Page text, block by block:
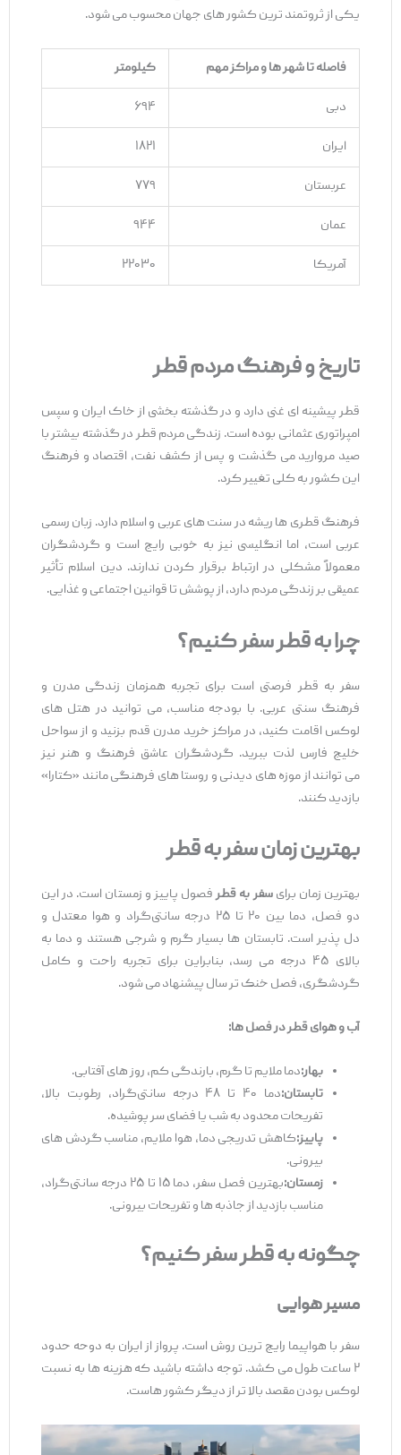
یکی از ثروتمند ترین کشور های جهان محسوب می ‌شود.
فاصله تا شهرها و مراکز مهم کیلومتر
دبی ۶۹۴
ایران ۱۸۲۱
عربستان ۷۷۹
عمان ۹۴۴
آمریکا ۲۲۰۳۰
تاریخ و فرهنگ مردم قطر
قطر پیشینه ‌ای غنی دارد و در گذشته بخشی از خاک ایران و سپس
امپراتوری عثمانی بوده است. زندگی مردم قطر در گذشته بیشتر با
صید مروارید می ‌گذشت و پس از کشف نفت، اقتصاد و فرهنگ
این کشور به کلی تغییر کرد.
فرهنگ قطری ‌ها ریشه در سنت ‌های عربی و اسلام دارد. زبان رسمی
عربی است، اما انگلیسی نیز به‌ خوبی رایج است و گردشگران
معمولاً مشکلی در ارتباط برقرار کردن ندارند. دین اسلام تأثیر
عمیقی بر زندگی مردم دارد، از پوشش تا قوانین اجتماعی و غذایی.
چرا به قطر سفر کنیم؟
سفر به قطر فرصتی است برای تجربه همزمان زندگی مدرن و
فرهنگ سنتی عربی. با بودجه مناسب، می ‌توانید در هتل‌ های
لوکس اقامت کنید، در مراکز خرید مدرن قدم بزنید و از سواحل
خلیج فارس لذت ببرید. گردشگران عاشق فرهنگ و هنر نیز
می ‌توانند از موزه‌ های دیدنی و روستا های فرهنگی مانند «کتارا»
بازدید کنند.
بهترین زمان سفر به قطر
بهترین زمان برایسفر به قطرفصول پاییز و زمستان است. در این
دو فصل، دما بین ۲۰ تا ۲۵ درجه سانتی‌گراد و هوا معتدل و
دل ‌پذیر است. تابستان ‌ها بسیار گرم و شرجی هستند و دما به
بالای ۴۵ درجه می‌ رسد، بنابراین برای تجربه راحت و کامل
گردشگری، فصل خنک ‌تر سال پیشنهاد می ‌شود.
آب و هوای قطر در فصل‌ها:
بهار:دما ملایم تا گرم، بارندگی کم، روز های آفتابی.
تابستان:
دما ۴۰ تا ۴۸ درجه سانتی‌گراد، رطوبت بالا،
تفریحات محدود به شب یا فضای سر پوشیده.
پاییز:کاهش تدریجی دما، هوا ملایم، مناسب گردش ‌های
بیرونی.
زمستان:
بهترین فصل سفر، دما ۱۵ تا ۲۵ درجه سانتی‌گراد،
مناسب بازدید از جاذبه‌ ها و تفریحات بیرونی.
چگونه به قطر سفر کنیم؟
مسیر هوایی
سفر با هواپیما رایج ‌ترین روش است. پرواز از ایران به دوحه حدود
۲ ساعت طول می ‌کشد. توجه داشته باشید که هزینه ‌ها به نسبت
لوکس بودن مقصد بالا تر از دیگر کشور هاست.